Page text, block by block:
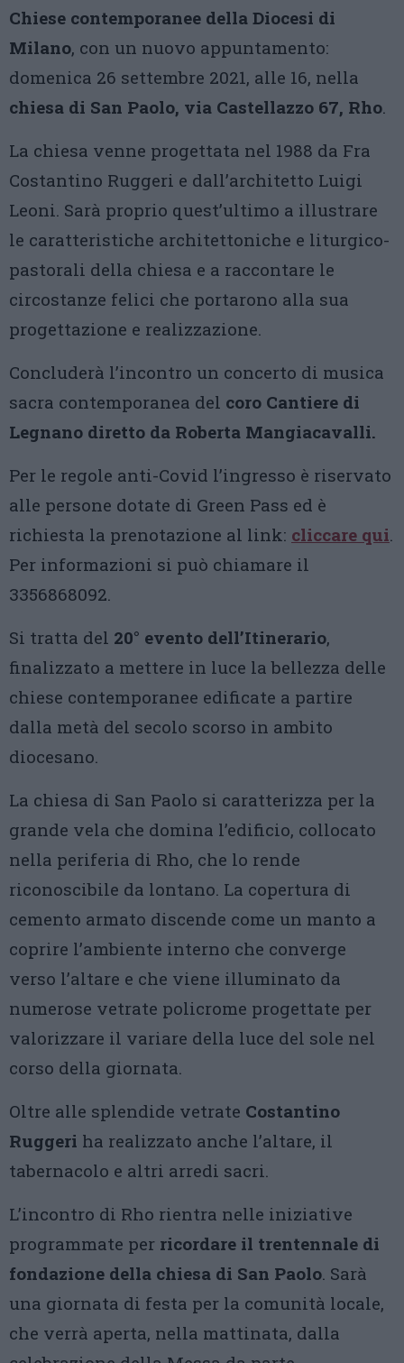
Chiese contemporanee della Diocesi di
Milano, con un nuovo appuntamento:
domenica 26 settembre 2021, alle 16, nella
chiesa di San Paolo, via Castellazzo 67, Rho.
La chiesa venne progettata nel 1988 da Fra
Costantino Ruggeri e dall’architetto Luigi
Leoni. Sarà proprio quest’ultimo a illustrare
le caratteristiche architettoniche e liturgico-
pastorali della chiesa e a raccontare le
circostanze felici che portarono alla sua
progettazione e realizzazione.
Concluderà l’incontro un concerto di musica
sacra contemporanea del coro Cantiere di
Legnano diretto da Roberta Mangiacavalli.
Per le regole anti-Covid l’ingresso è riservato
alle persone dotate di Green Pass ed è
richiesta la prenotazione al link: cliccare qui.
Per informazioni si può chiamare il
3356868092.
Si tratta del 20° evento dell’Itinerario,
finalizzato a mettere in luce la bellezza delle
chiese contemporanee edificate a partire
dalla metà del secolo scorso in ambito
diocesano.
La chiesa di San Paolo si caratterizza per la
grande vela che domina l’edificio, collocato
nella periferia di Rho, che lo rende
riconoscibile da lontano. La copertura di
cemento armato discende come un manto a
coprire l’ambiente interno che converge
verso l’altare e che viene illuminato da
numerose vetrate policrome progettate per
valorizzare il variare della luce del sole nel
corso della giornata.
Oltre alle splendide vetrate Costantino
Ruggeri ha realizzato anche l’altare, il
tabernacolo e altri arredi sacri.
L’incontro di Rho rientra nelle iniziative
programmate per ricordare il trentennale di
fondazione della chiesa di San Paolo. Sarà
una giornata di festa per la comunità locale,
che verrà aperta, nella mattinata, dalla